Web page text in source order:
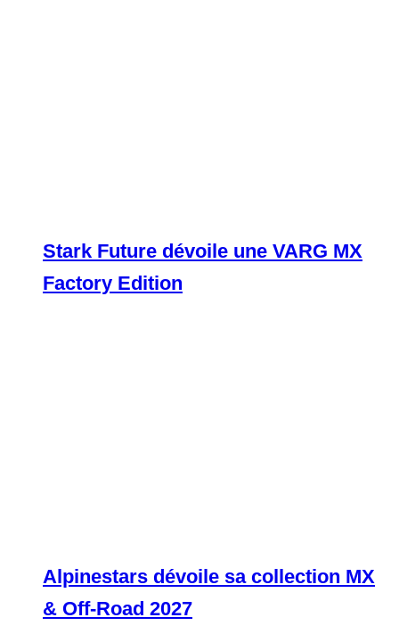
Stark Future dévoile une VARG MX
Factory Edition
Alpinestars dévoile sa collection MX
& Off-Road 2027